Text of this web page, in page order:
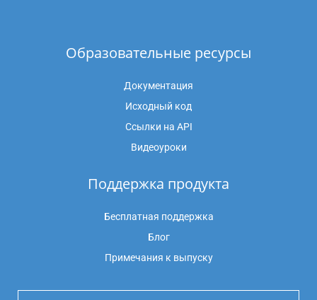
Образовательные ресурсы
Документация
Исходный код
Ссылки на API
Видеоуроки
Поддержка продукта
Бесплатная поддержка
Блог
Примечания к выпуску